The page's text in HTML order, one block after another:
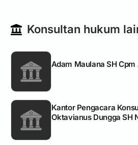
Konsultan hukum
Adam Maulana SH
Kantor Pengacara
Oktavianus Dungga SH